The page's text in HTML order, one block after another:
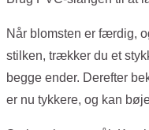
til
tykkere
stilke
antal
Når blomsten er færdig,
stilken, trækker du et
begge ender. Derefter
er nu tykkere, og kan